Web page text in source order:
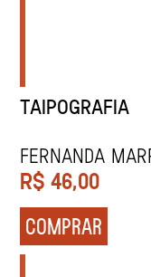
TAIPOGRAFIA
Fernanda
R$ 46,00
COMPRAR